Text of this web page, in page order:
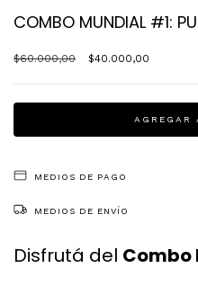
COMBO MUNDIAL #1:
$60.000,00 $40.000,00
MEDIOS DE PAGO
MEDIOS DE ENVÍO
Disfrutá del Combo